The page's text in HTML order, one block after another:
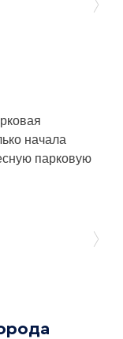
начала
парковую